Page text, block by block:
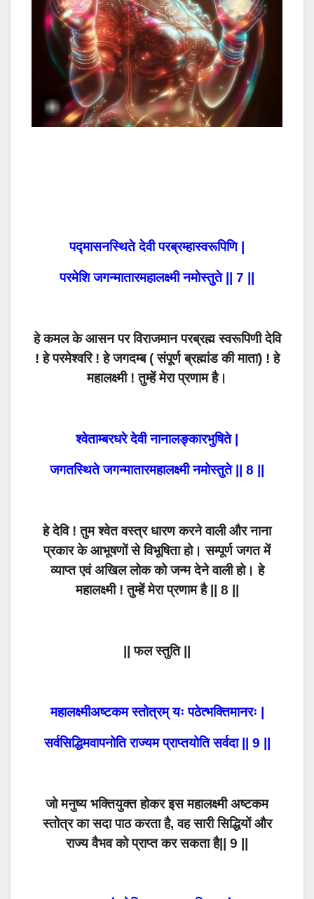
पद्मासनस्थिते देवी परब्रम्हास्वरूपिणि |
परमेशि जगन्मातारमहालक्ष्मी नमोस्तुते || 7 ||
हे कमल के आसन पर विराजमान परब्रह्म स्वरूपिणी देवि
! हे परमेश्वरि ! हे जगदम्ब ( संपूर्ण ब्रह्मांड की माता) ! हे
महालक्ष्मी ! तुम्हें मेरा प्रणाम है।
श्वेताम्बरधरे देवी नानालङ्कारभुषिते |
जगतस्थिते जगन्मातारमहालक्ष्मी नमोस्तुते || 8 ||
हे देवि ! तुम श्वेत वस्त्र धारण करने वाली और नाना
प्रकार के आभूषणों से विभूषिता हो। सम्पूर्ण जगत में
व्याप्त एवं अखिल लोक को जन्म देने वाली हो। हे
महालक्ष्मी ! तुम्हें मेरा प्रणाम है || 8 ||
|| फल स्तुति ||
महालक्ष्मीअष्टकम स्तोत्रम् यः पठेत्भक्तिमानरः |
सर्वसिद्धिमवापनोति राज्यम प्राप्तयोति सर्वदा || 9 ||
जो मनुष्य भक्तियुक्त होकर इस महालक्ष्मी अष्टकम
स्तोत्र का सदा पाठ करता है, वह सारी सिद्धियों और
राज्य वैभव को प्राप्त कर सकता है|| 9 ||